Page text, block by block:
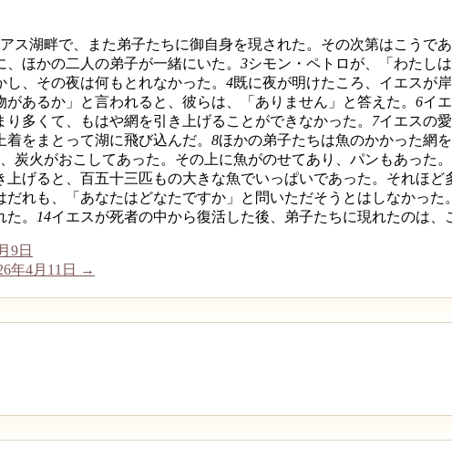
ス湖畔で、また弟子たちに御自身を現された。その次第はこうであ
ほかの二人の弟子が一緒にいた。 3シモン・ペトロが、「わたし
、その夜は何もとれなかった。 4既に夜が明けたころ、イエスが
あるか」と言われると、彼らは、「ありません」と答えた。 6イ
多くて、もはや網を引き上げることができなかった。 7イエスの
をまとって湖に飛び込んだ。 8ほかの弟子たちは魚のかかった網
炭火がおこしてあった。その上に魚がのせてあり、パンもあった。
げると、百五十三匹もの大きな魚でいっぱいであった。それほど
れも、「あなたはどなたですか」と問いただそうとはしなかった
。 14イエスが死者の中から復活した後、弟子たちに現れたのは、
9日
年4月11日
→